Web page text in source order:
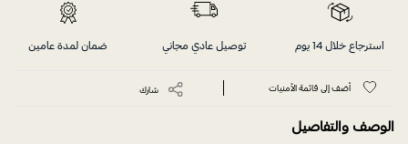
استرجاع خلال 14 يوم توصيل عادي مجاني ضمان لمدة عامين
أضف إلى قائمة الأمنيات شارك
الوصف والتفاصيل